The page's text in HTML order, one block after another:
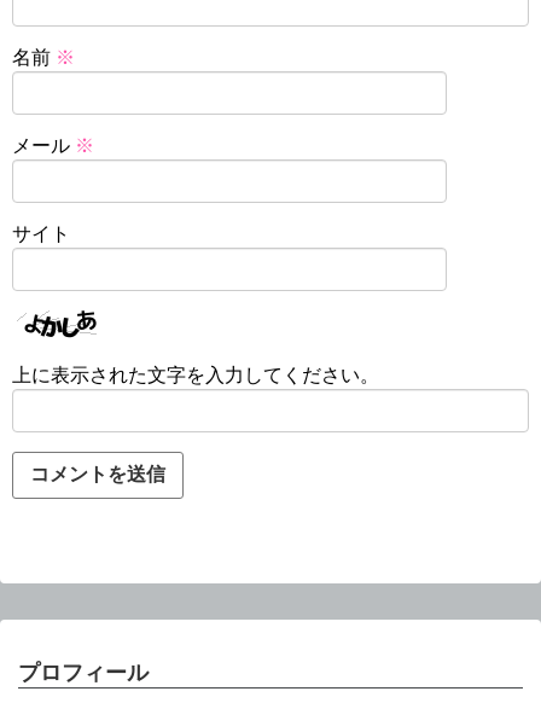
名前 ※
メール ※
サイト
上に表示された文字を入力してください。
プロフィール